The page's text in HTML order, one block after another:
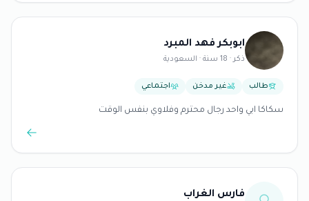
ابوبكر فهد المبرد
ذكر · 18 سنة · السعودية
طالب غير مدخن اجتماعي
سكاكا ابي واحد رجال محترم وفلاوي بنفس الوقت
فارس الغراب